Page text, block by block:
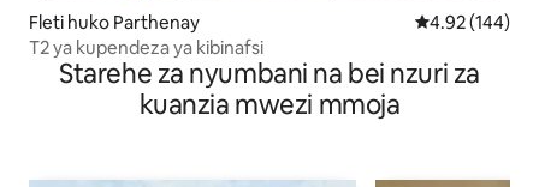
Fleti huko Parthenay Ukadiriaji wa
4.92 (144)
T2 ya kupendeza ya kibinafsi
Starehe za nyumbani na bei nzuri za
kuanzia mwezi mmoja